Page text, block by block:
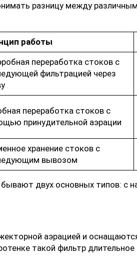
разницу между
работы
переработка стоков с
фильтрацией через
переработка стоков с
принудительной аэрации
хранение стоков с
вывозом
двух основных типов: с
аэрацией и
такой фильтр